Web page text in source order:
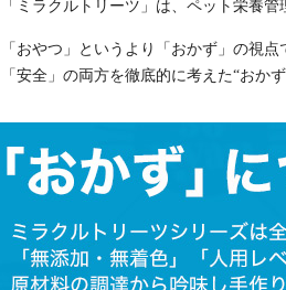
「ミラクルトリーツ」は、ペット栄養
「おやつ」というより「おかず」の視
「安全」の両方を徹底的に考えた“おか